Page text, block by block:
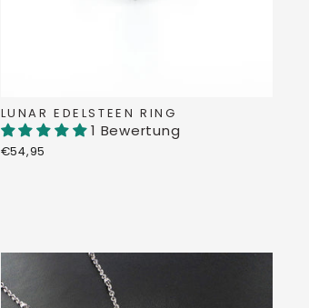
LUNAR EDELSTEEN RING
1 Bewertung
€54,95